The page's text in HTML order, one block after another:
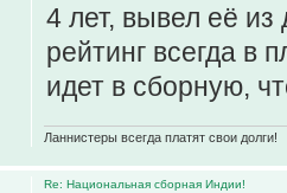
4 лет, вывел её
рейтинг всегда в
идет в сборную,
Ланнистеры всегда платят свои долги!
Re: Национальная сборная Индии!